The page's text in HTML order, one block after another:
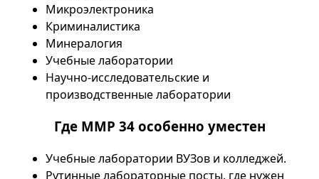
Микроэлектроника
Криминалистика
Минералогия
Учебные лаборатории
Научно-исследовательские и
производственные лаборатории
Где ММР 34 особенно уместен
Учебные лаборатории ВУЗов и колледжей.
Рутинные лабораторные посты, где нужен